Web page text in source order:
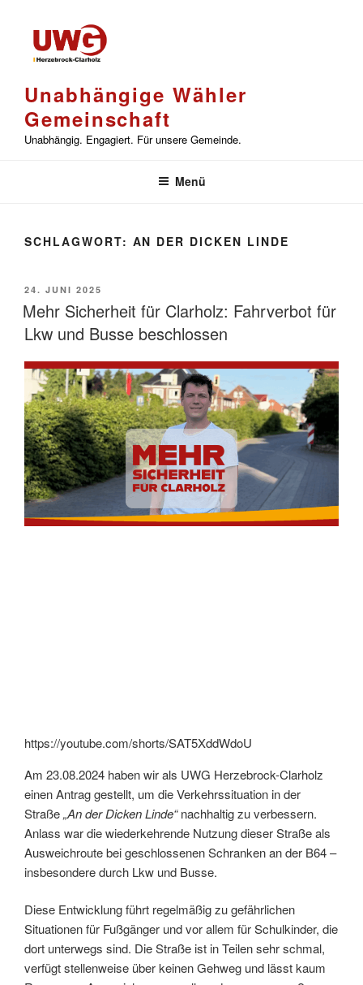
springen
Unabhängige Wähler
Gemeinschaft
Unabhängig. Engagiert. Für unsere Gemeinde.
Menü
SCHLAGWORT: AN DER DICKEN LINDE
VERÖFFENTLICHT
AM
24. JUNI 2025
Mehr Sicherheit für Clarholz: Fahrverbot für
Lkw und Busse beschlossen
https://youtube.com/shorts/SAT5XddWdoU
Am 23.08.2024 haben wir als UWG Herzebrock-Clarholz
einen Antrag gestellt, um die Verkehrssituation in der
Straße„An der Dicken Linde“nachhaltig zu verbessern.
Anlass war die wiederkehrende Nutzung dieser Straße als
Ausweichroute bei geschlossenen Schranken an der B64 –
insbesondere durch Lkw und Busse.
Diese Entwicklung führt regelmäßig zu gefährlichen
Situationen für Fußgänger und vor allem für Schulkinder, die
dort unterwegs sind. Die Straße ist in Teilen sehr schmal,
verfügt stellenweise über keinen Gehweg und lässt kaum